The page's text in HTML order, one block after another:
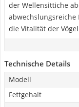
der Wellensittiche
die Vitalität der
Technische Details
Modell
Fettgehalt